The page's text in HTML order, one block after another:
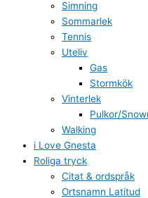
Simning
Sommarlek
Tennis
Uteliv
Gas
Stormkök
Vinterlek
Pulkor/
Walking
i Love Gnesta
Roliga tryck
Citat & ordspråk
Ortsnamn Latitud